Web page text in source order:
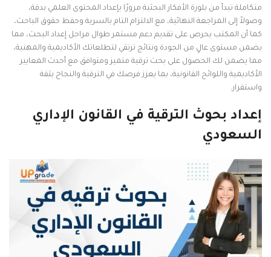
متكاملة تبدأ من بلورة الأفكار البحثية مرورًا بإعداد المحتوى العلمي بدقة،
وصولاً إلى المراجعة النهائية، مع الالتزام التام بالسرية وحفظ حقوق الباحث،
كما أن المكتب يحرص على تقديم دعم مستمر طوال مراحل إعداد البحث، مما
يضمن مستوى عالٍ من الجودة ونتائج ترتقي لتطلعاتك الأكاديمية والمهنية،
مما يضمن لك الحصول على بحث ترقية متميز ومتوافق مع أحدث المعايير
الأكاديمية واللوائح القانونية، بما يعزز فرصك في الترقية والنجاح بثقة
واستقرار.
إعداد بحوث الترقية في القانون الإداري
السعودي